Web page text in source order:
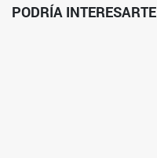
PODRÍA INTERESARTE